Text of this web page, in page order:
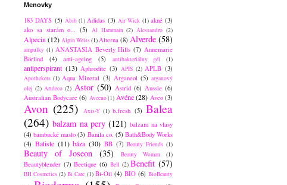
Menovky
183 DAYS (5) Abib (1) Adidas (3) Air Wick (1) akné (3)
ako sa starám o...
(5) Al Haramain (2) Alessandro (2)
Alpecin (12) Alpin Weiss(1) Alterna (8) Alverde (58)
ampulky (1) ANASTASIA Beverly Hills (7) Annemarie
Börlind
(4) anti-ageing (5) antibakteriálny gél (1)
antiperspirant (13) Aphrodite (3) APIS (2) APLB (3)
Apothekers (1) Aqua Mineral (3) Arganeol (5) arganový
olej (2) Artdeco (2) Astor (50) Astrid (6) Aussie (6)
Australian Bodycare (6) Aveeno(1) Avéne (28) Aveo (3)
Avon (225) Axis-Y (1) b.fresh (5) Balea
(264) balzam na pery (121) balzam na vlasy
(4) bambucké maslo (3) Banila co. (5) Bath&Body Works
(4) Batiste (11) báza (30) BB (7) Beauty Friends (1)
Beauty of Joseon (35) Beauty Woman (1)
Beautyblender (7) Beetique (6) Bell (2) Benefit (57)
BH Cosmetics (2) Bi Care (1) Bi-Oil (4) BIO (6) BioBeauty